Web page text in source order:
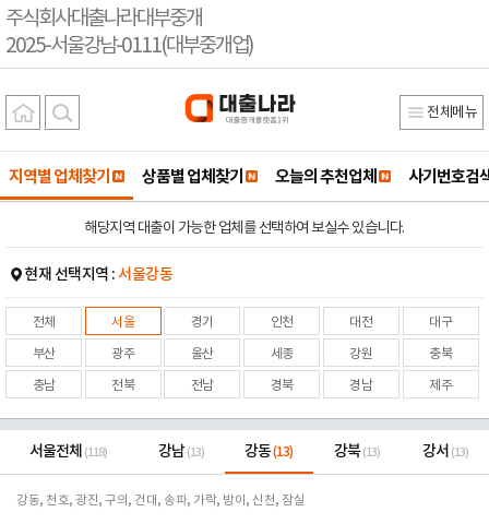
주식회사대출나라대부중개
2025-서울강남-0111(대부중개업)
전체메뉴
지역별 업체찾기 상품별 업체찾기 오늘의 추천업체 사기번호검
해당지역 대출이 가능한 업체를 선택하여 보실수 있습니다.
현재 선택지역 :서울강동
전체 서울 경기 인천 대전 대구
부산 광주 울산 세종 강원 충북
충남 전북 전남 경북 경남 제주
서울전체 (118) 강남 (13) 강동(13) 강북 (13) 강서 (13)
강동, 천호, 광진, 구의, 건대, 송파, 가락, 방이, 신천, 잠실